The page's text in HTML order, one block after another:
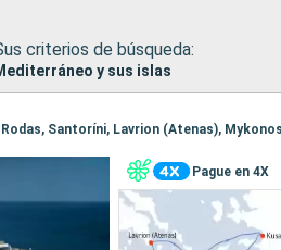
criterios de búsqueda:
y sus islas
Santoríni, Lavrion (Atenas),
Pague en 4X